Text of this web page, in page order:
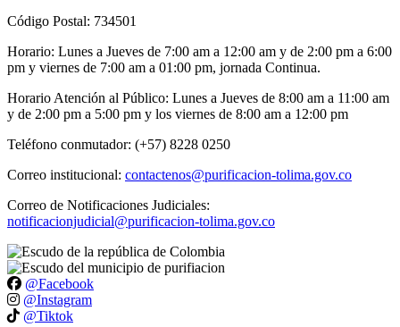
Código Postal: 734501
Horario: Lunes a Jueves de 7:00 am a 12:00 am y de 2:00 pm a 6:00
pm y viernes de 7:00 am a 01:00 pm, jornada Continua.
Horario Atención al Público: Lunes a Jueves de 8:00 am a 11:00 am
y de 2:00 pm a 5:00 pm y los viernes de 8:00 am a 12:00 pm
Teléfono conmutador: (+57) 8228 0250
Correo institucional: contactenos@purificacion-tolima.gov.co
Correo de Notificaciones Judiciales:
notificacionjudicial@purificacion-tolima.gov.co
@Facebook
@Instagram
@Tiktok